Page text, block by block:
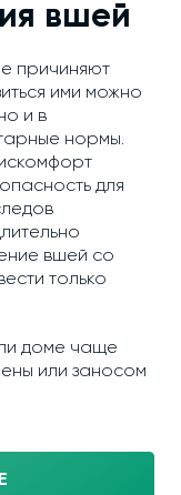
вшей
причиняют
ими можно
и в
нормы.
для
вшей со
только
доме чаще
или заносом